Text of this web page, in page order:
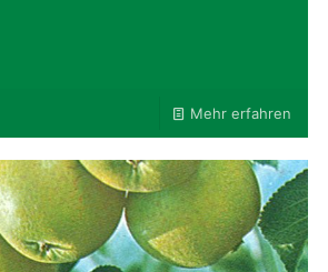
Mehr erfahren